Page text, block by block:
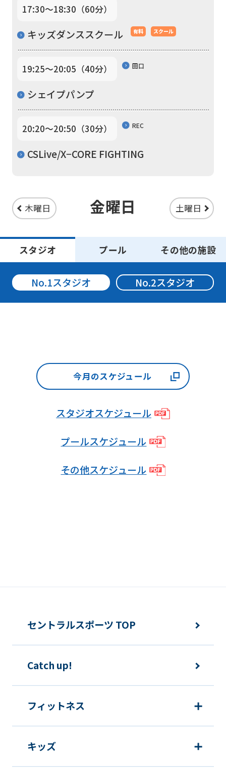
17:30〜18:30（60分）
キッズダンススクール 有料 スクール
19:25〜20:05（40分） 田口
シェイプパンプ
20:20〜20:50（30分） REC
CSLive/X−CORE FIGHTING
木曜日 金曜日 土曜日
スタジオ プール その他の施設
No.1スタジオ No.2スタジオ
今月のスケジュール
スタジオスケジュール
プールスケジュール
その他スケジュール
service,
the
Japanese
this
website
be
so
may
not
be
an
accurate
may
differ
the
original
We
service.
Automatic
セントラルスポーツ TOP
Catch up!
フィットネス
キッズ